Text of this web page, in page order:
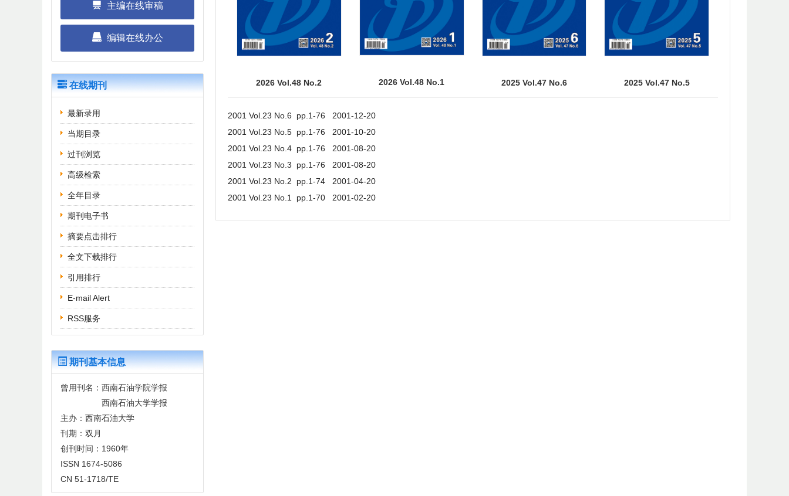
主编在线审稿
编辑在线办公
在线期刊
最新录用
当期目录
过刊浏览
高级检索
全年目录
期刊电子书
摘要点击排行
全文下载排行
引用排行
E-mail Alert
RSS服务
期刊基本信息
曾用刊名：西南石油学院学报
西南石油大学学报
主办：西南石油大学
刊期：双月
创刊时间：1960年
ISSN 1674-5086
CN 51-1718/TE
2026 Vol.48 No.2 2026 Vol.48 No.1 2025 Vol.47 No.6 2025 Vol.47 No.5
2001 Vol.23 No.6 pp.1-76 2001-12-20
2001 Vol.23 No.5 pp.1-76 2001-10-20
2001 Vol.23 No.4 pp.1-76 2001-08-20
2001 Vol.23 No.3 pp.1-76 2001-08-20
2001 Vol.23 No.2 pp.1-74 2001-04-20
2001 Vol.23 No.1 pp.1-70 2001-02-20